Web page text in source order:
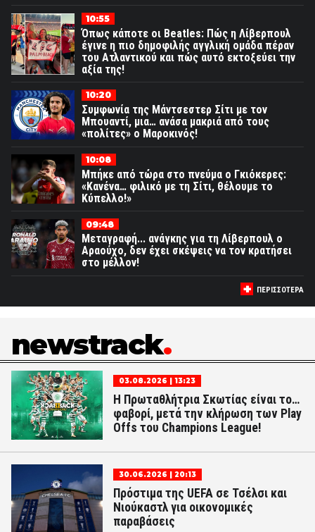
10:55
Όπως κάποτε οι Beatles: Πώς η Λίβερπουλ
έγινε η πιο δημοφιλής αγγλική ομάδα πέραν
του Ατλαντικού και πώς αυτό εκτοξεύει την
αξία της!
10:20
Συμφωνία της Μάντσεστερ Σίτι με τον
Μπουαντί, μια… ανάσα μακριά από τους
«πολίτες» ο Μαροκινός!
10:08
Μπήκε από τώρα στο πνεύμα ο Γκιόκερες:
«Κανένα… φιλικό με τη Σίτι, θέλουμε το
Κύπελλο!»
09:48
Μεταγραφή... ανάγκης για τη Λίβερπουλ ο
Αραούχο, δεν έχει σκέψεις να τον κρατήσει
στο μέλλον!
ΠΕΡΙΣΣΟΤΕΡΑ
newstrack
03.08.2026 | 13:23
Η Πρωταθλήτρια Σκωτίας είναι το…
φαβορί, μετά την κλήρωση των Play
Offs του Champions League!
30.06.2026 | 20:13
Πρόστιμα της UEFA σε Τσέλσι και
Νιούκαστλ για οικονομικές
παραβάσεις